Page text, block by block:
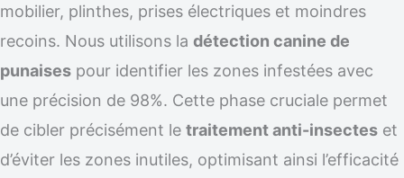
mobilier, plinthes, prises électriques et moindres
recoins. Nous utilisons la détection canine de
punaises pour identifier les zones infestées avec
une précision de 98%. Cette phase cruciale permet
de cibler précisément le traitement anti-insectes et
d’éviter les zones inutiles, optimisant ainsi l’efficacité